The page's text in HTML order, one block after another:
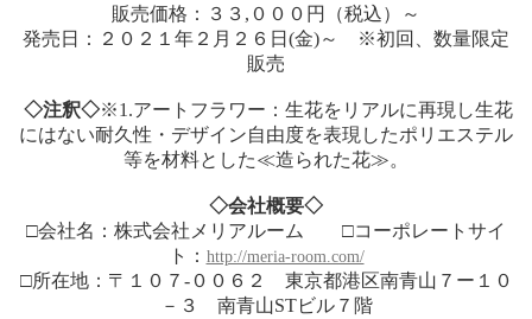
販売価格：３３,０００円（税込）～
発売日：２０２１年２月２６日(金)～ ※初回、数量限定
販売
◇注釈◇※1.アートフラワー：生花をリアルに再現し生花
にはない耐久性・デザイン自由度を表現したポリエステル
等を材料とした≪造られた花≫。
◇会社概要◇
□会社名：株式会社メリアルーム □コーポレートサイ
ト： http://meria-room.com/
□所在地：〒１０７-００６２ 東京都港区南青山７ー１０
－３ 南青山STビル７階